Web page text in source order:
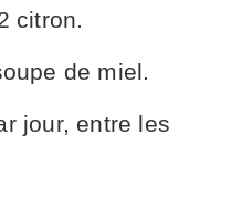
citron.
de miel.
jour, entre les